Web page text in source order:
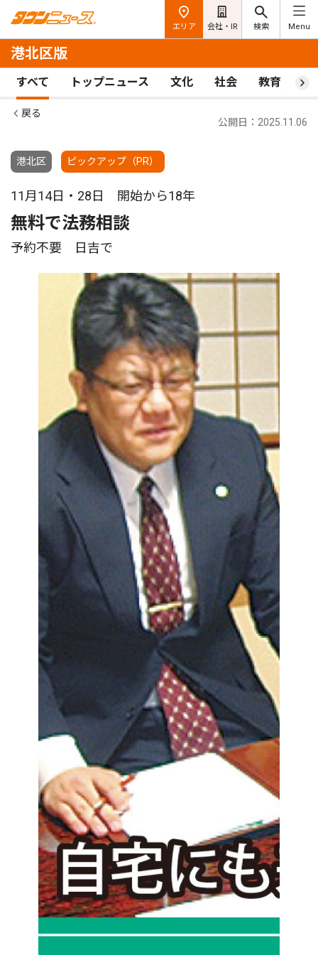
エリア 会社・IR 検索 Menu
港北区版
すべて トップニュース 文化 社会 教育 ス
戻る
港北区 ピックアップ（PR）
公開日：2025.11.06
11月14日・28日 開始から18年
無料で法務相談
予約不要 日吉で